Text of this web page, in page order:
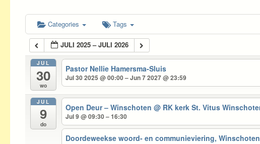
Categories Tags
JULI 2025 – JULI 2026
JUL
30
wo
Pastor Nellie Hamersma-Sluis
Jul 30 2025 @ 00:00 – Jun 7 2027 @ 23:59
JUL
9
do
Open Deur – Winschoten@ RK kerk St. Vitus
Jul 9 @ 09:30 – 16:30
Doordeweekse woord- en communieviering,